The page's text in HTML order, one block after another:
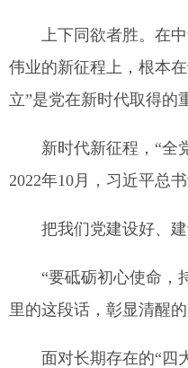
上下同欲者胜。在
伟业的新征程上，根本
立”是党在新时代取得的
新时代新征程，“全
2022年10月，习近平总
把我们党建设好、
“要砥砺初心使命，
里的这段话，彰显清醒
面对长期存在的“四